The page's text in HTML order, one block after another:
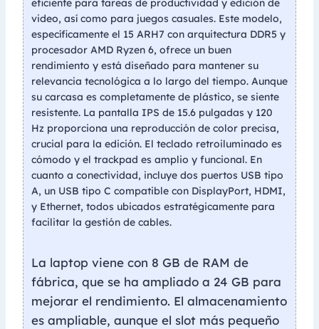
eficiente para tareas de productividad y edición de
video, así como para juegos casuales. Este modelo,
específicamente el 15 ARH7 con arquitectura DDR5 y
procesador AMD Ryzen 6, ofrece un buen
rendimiento y está diseñado para mantener su
relevancia tecnológica a lo largo del tiempo. Aunque
su carcasa es completamente de plástico, se siente
resistente. La pantalla IPS de 15.6 pulgadas y 120
Hz proporciona una reproducción de color precisa,
crucial para la edición. El teclado retroiluminado es
cómodo y el trackpad es amplio y funcional. En
cuanto a conectividad, incluye dos puertos USB tipo
A, un USB tipo C compatible con DisplayPort, HDMI,
y Ethernet, todos ubicados estratégicamente para
facilitar la gestión de cables.
La laptop viene con 8 GB de RAM de
fábrica, que se ha ampliado a 24 GB para
mejorar el rendimiento. El almacenamiento
es ampliable, aunque el slot más pequeño